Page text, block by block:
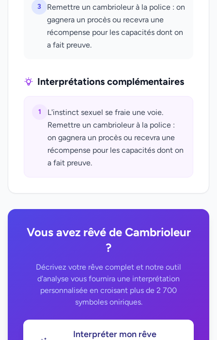
3
Remettre un cambrioleur à la police : on
gagnera un procès ou recevra une
récompense pour les capacités dont on
a fait preuve.
Interprétations complémentaires
1
L'instinct sexuel se fraie une voie.
Remettre un cambrioleur à la police :
on gagnera un procès ou recevra une
récompense pour les capacités dont on
a fait preuve.
Vous avez rêvé de Cambrioleur
?
Décrivez votre rêve complet et notre outil
d'analyse vous fournira une interprétation
personnalisée en croisant plus de 2 700
symboles oniriques.
Interpréter mon rêve